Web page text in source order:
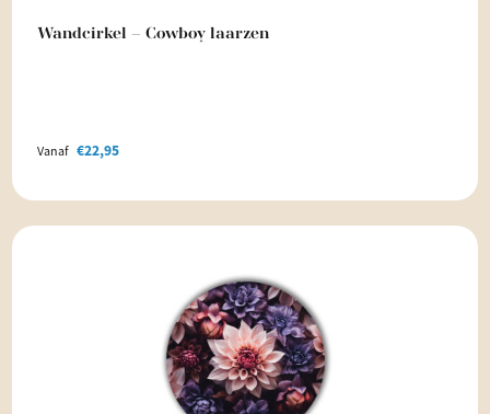
Wandcirkel – Cowboy laarzen
Vanaf €22,95